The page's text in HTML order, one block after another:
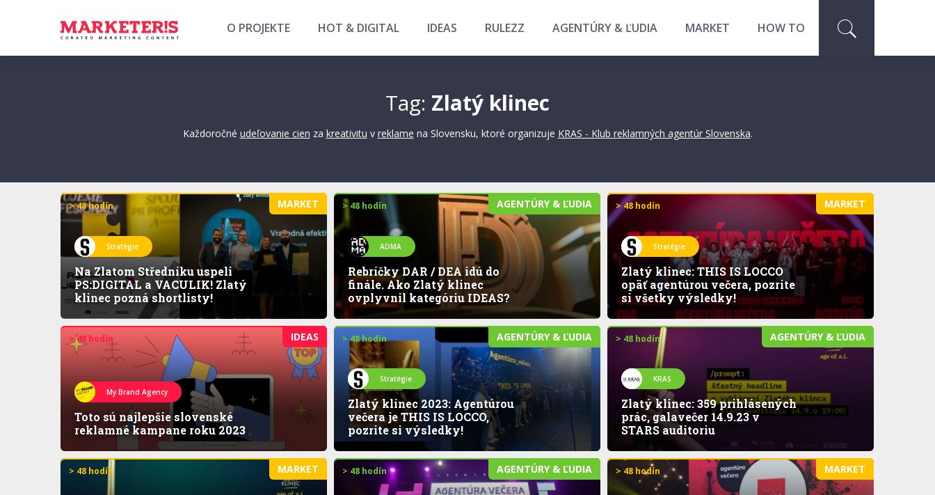
O PROJEKTE HOT & DIGITAL IDEAS RULEZZ AGENTÚRY & ĽUDIA MARKET HOW TO
Tag: Zlatý klinec
Každoročné udeľovanie cien za kreativitu v reklame na Slovensku, ktoré organizuje KRAS - Klub reklamných agentúr Slovenska.
MARKET
> 48 hodín
Stratégie
Na Zlatom Středníku uspeli
PS:DIGITAL a VACULIK! Zlatý
klinec pozná shortlisty!
AGENTÚRY & ĽUDIA
> 48 hodín
ADMA
Rebríčky DAR / DEA idú do
finále. Ako Zlatý klinec
ovplyvnil kategóriu IDEAS?
MARKET
> 48 hodín
Stratégie
Zlatý klinec: THIS IS LOCCO
opäť agentúrou večera, pozrite
si všetky výsledky!
IDEAS
> 48 hodín
My Brand Agency
Toto sú najlepšie slovenské
reklamné kampane roku 2023
AGENTÚRY & ĽUDIA
> 48 hodín
Stratégie
Zlatý klinec 2023: Agentúrou
večera je THIS IS LOCCO,
pozrite si výsledky!
AGENTÚRY & ĽUDIA
> 48 hodín
KRAS
Zlatý klinec: 359 prihlásených
prác, galavečer 14.9.23 v
STARS auditoriu
MARKET
> 48 hodín AGENTÚRY & ĽUDIA
> 48 hodín MARKET
> 48 hodín